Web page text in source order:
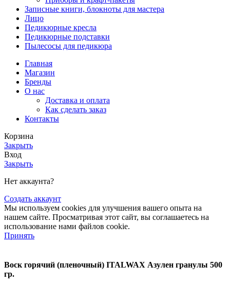
Записные книги, блокноты для мастера
Лицо
Педикюрные кресла
Педикюрные подставки
Пылесосы для педикюра
Главная
Магазин
Бренды
О нас
Доставка и оплата
Как сделать заказ
Контакты
Корзина
Закрыть
Вход
Закрыть
Нет аккаунта?
Создать аккаунт
Мы используем cookies для улучшения вашего опыта на
нашем сайте. Просматривая этот сайт, вы соглашаетесь на
использование нами файлов cookie.
Принять
Воск горячий (пленочный) ITALWAX Азулен гранулы 500
гр.